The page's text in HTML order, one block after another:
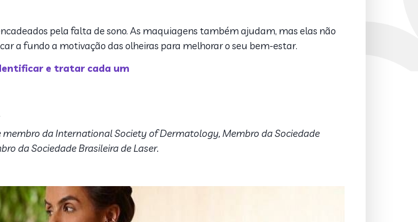
pela falta de sono. As maquiagens também ajudam, mas elas não
a fundo a motivação das olheiras para melhorar o seu bem-estar.
e tratar cada um
da International Society of Dermatology, Membro da Sociedade
da Sociedade Brasileira de Laser.